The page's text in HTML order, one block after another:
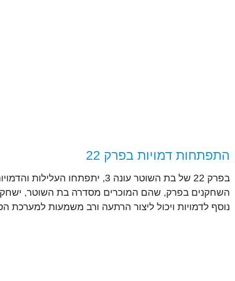
התפתחות דמויות בפרק 22
בפרק 22 של בת השוטר עונה 3,
השחקנים בפרק, שהם המוכרים מסדרה בת השוטר, ישחקו
נוסף לדמויות ויכול ליצור הרתעה ורב משמעות למערכת